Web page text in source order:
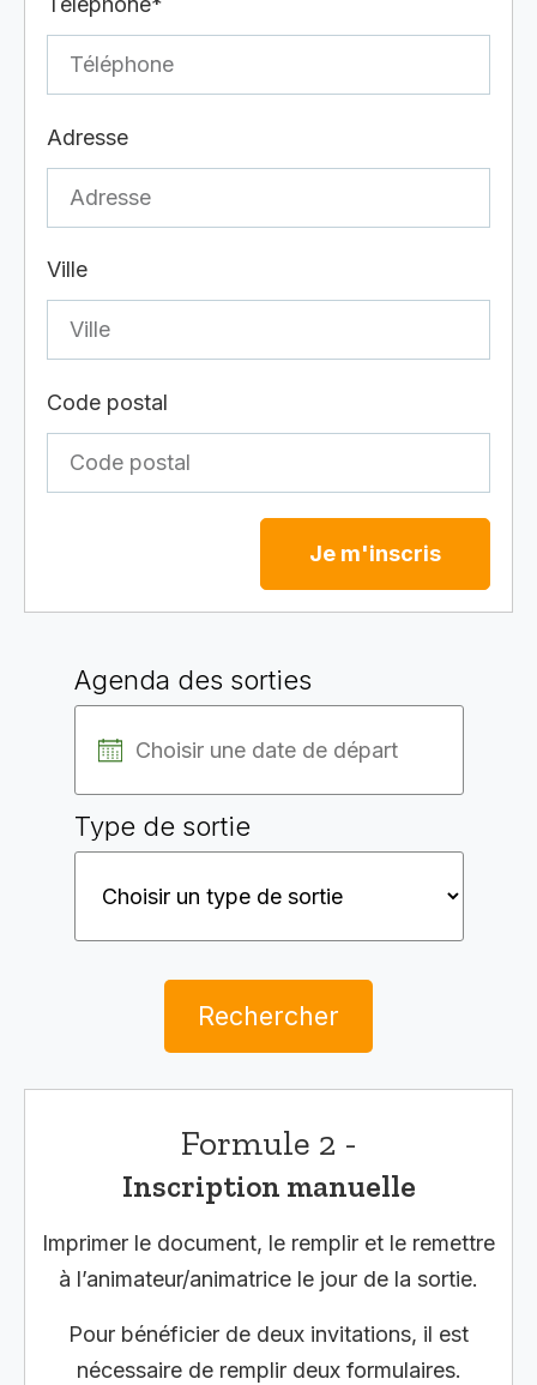
Adresse
Ville
Code postal
Je m'inscris
Agenda des sorties
Type de sortie
Rechercher
Formule 2 -
Inscription manuelle
Imprimer le document, le remplir et le remettre
à l’animateur/animatrice le jour de la sortie.
Pour bénéficier de deux invitations, il est
nécessaire de remplir deux formulaires.